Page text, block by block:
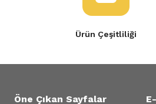
Ürün Çeşitliliği
Öne Çıkan Sayfalar